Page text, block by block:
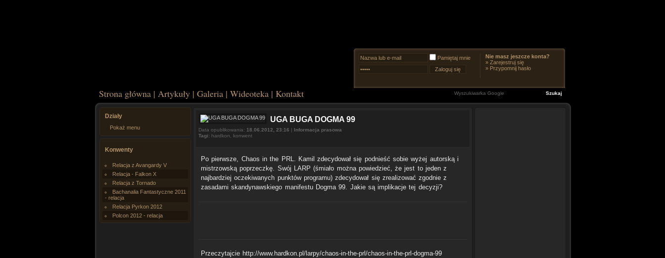
Pamiętaj mnie
Nie masz jeszcze konta?
» Zarejestruj się
» Przypomnij hasło
Strona główna | Artykuły | Galeria | Wideoteka | Kontakt
Działy
Pokaż menu
Konwenty
Relacja z Avangardy V
Relacja - Falkon X
Relacja z Tornado
Bachanalia Fantastyczne 2011
- relacja
Relacja Pyrkon 2012
Polcon 2012 - relacja
UGA BUGA DOGMA 99
Data opublikowania: 18.06.2012, 23:16 | Informacja prasowa
Tagi: hardkon konwent
Po pierwsze, Chaos in the PRL. Kamil zdecydował się podnieść sobie wyżej autorską i
mistrzowską poprzeczkę. Swój LARP (śmiało można powiedzieć, że jest to jeden z
najbardziej oczekiwanych punktów programu) zdecydował się zrealizować zgodnie z
zasadami skandynawskiego manifestu Dogma 99. Jakie są implikacje tej decyzji?
Przeczytajcie http://www.hardkon.pl/larpy/chaos-in-the-prl/chaos-in-the-prl-dogma-99